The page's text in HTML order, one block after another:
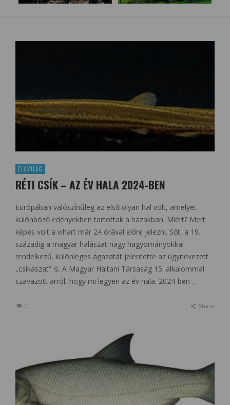
ÉLŐVILÁG
RÉTI CSÍK – AZ ÉV HALA 2024-BEN
Európában valószínűleg az első olyan hal volt, amelyet
különböző edényekben tartottak a házakban. Miért? Mert
képes volt a vihart már 24 órával előre jelezni. Sőt, a 19.
századig a magyar halászat nagy hagyományokkal
rendelkező, különleges ágazatát jelentette az úgynevezett
„csíkászat” is. A Magyar Haltani Társaság 15. alkalommal
szavazott arról, hogy mi legyen az év hala. 2024-ben …
0 Share